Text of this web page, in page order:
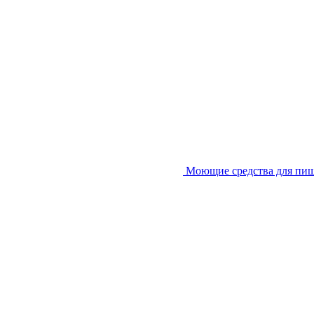
Моющие средства для